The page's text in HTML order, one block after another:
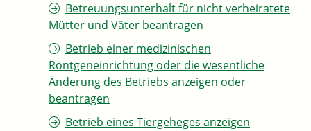
Betreuungsunterhalt für nicht verheiratete
Mütter und Väter beantragen
Betrieb einer medizinischen
Röntgeneinrichtung oder die wesentliche
Änderung des Betriebs anzeigen oder
beantragen
Betrieb eines Tiergeheges anzeigen